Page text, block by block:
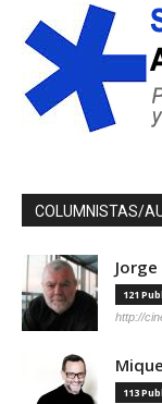
COLUMNISTAS/
121
http://
113